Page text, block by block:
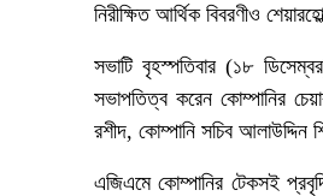
নিরীক্ষিত আর্থিক বিবরণীও
সভাটি বৃহস্পতিবার (১৮
সভাপতিত্ব করেন কোম্পানির
রশীদ, কোম্পানি সচিব আলাউদ্দিন
এজিএমে কোম্পানির টেকসই